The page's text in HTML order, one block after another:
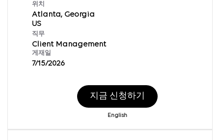
위치
Atlanta, Georgia
직무
Client Management
게재일
7/15/2026
지금 신청하기
English